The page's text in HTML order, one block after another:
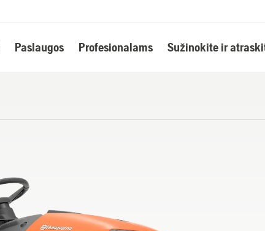
Paslaugos Profesionalams Sužinokite ir